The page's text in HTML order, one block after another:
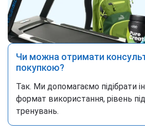
Чи можна отримати
покупкою?
Так. Ми допомагаємо підібрати
формат використання, рівень
тренувань.